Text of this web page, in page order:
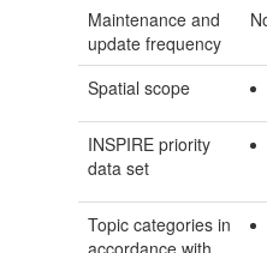
Maintenance and
update frequency
Spatial scope
INSPIRE priority
data set
Topic categories in
accordance with